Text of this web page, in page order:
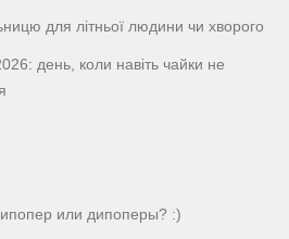
для літньої людини чи хворого
день, коли навіть чайки не
или дипоперы? :)